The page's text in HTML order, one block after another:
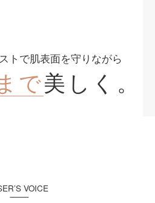
トで肌表面を守りながら
で美しく。
VOICE